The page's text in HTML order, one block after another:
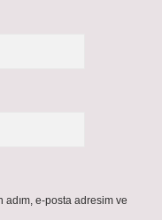
adım, e-posta adresim ve